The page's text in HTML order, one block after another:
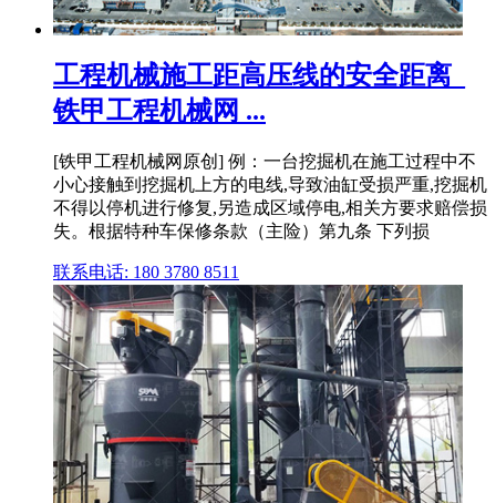
工程机械施工距高压线的安全距离_
铁甲工程机械网 ...
[铁甲工程机械网原创] 例：一台挖掘机在施工过程中不
小心接触到挖掘机上方的电线,导致油缸受损严重,挖掘机
不得以停机进行修复,另造成区域停电,相关方要求赔偿损
失。根据特种车保修条款（主险）第九条 下列损
联系电话: 180 3780 8511